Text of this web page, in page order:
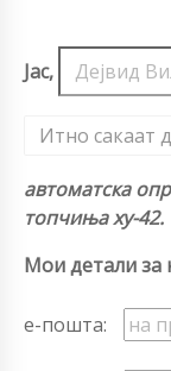
Јас,
Итно сакаат
автоматска
топчиња xy-42.
Мои детали за
е-пошта: